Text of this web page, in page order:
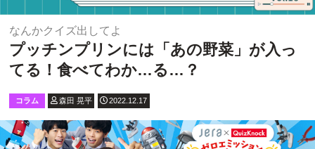
なんかクイズ出してよ
プッチンプリンには「あの野菜」が入っ
てる！食べてわか…る…？
コラム 森田 晃平 2022.12.17